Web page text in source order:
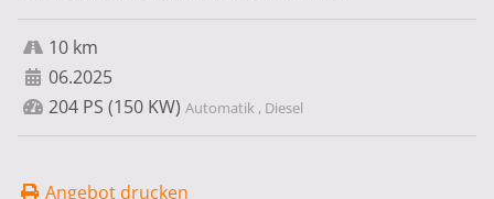
10 km
06.2025
204 PS (150 KW) Automatik , Diesel
Angebot drucken